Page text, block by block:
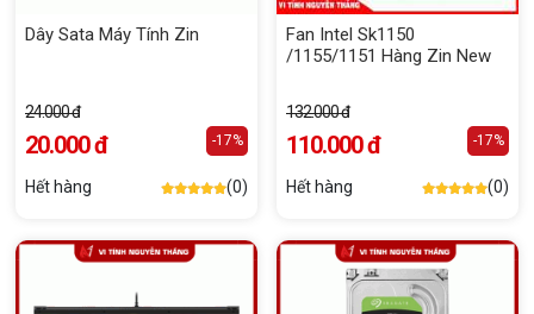
Dây Sata Máy Tính Zin
24.000 đ
20.000 đ -17%
Hết hàng (0)
Fan Intel Sk1150
/1155/1151 Hàng Zin New
132.000 đ
110.000 đ -17%
Hết hàng (0)